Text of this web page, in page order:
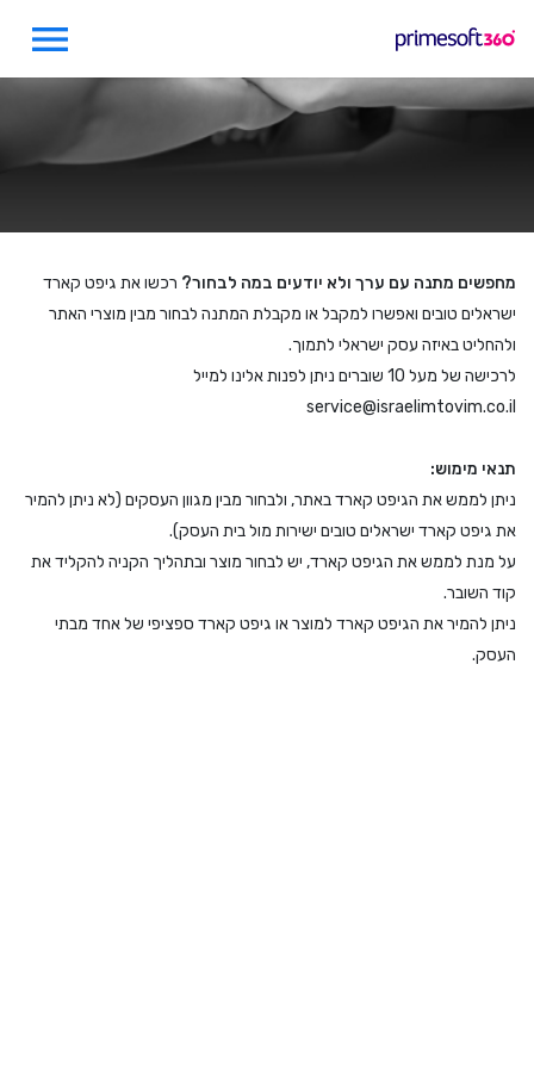
menu
מחפשים מתנה עם ערך ולא יודעים במה לבחור? רכשו את גיפט קארד
ישראלים טובים ואפשרו למקבל או מקבלת המתנה לבחור מבין מוצרי האתר
ולהחליט באיזה עסק ישראלי לתמוך.
לרכישה של מעל 10 שוברים ניתן לפנות אלינו למייל
service@israelimtovim.co.il
תנאי מימוש:
ניתן לממש את הגיפט קארד באתר, ולבחור מבין מגוון העסקים (לא ניתן להמיר
את גיפט קארד ישראלים טובים ישירות מול בית העסק).
על מנת לממש את הגיפט קארד, יש לבחור מוצר ובתהליך הקניה להקליד את
קוד השובר.
ניתן להמיר את הגיפט קארד למוצר או גיפט קארד ספציפי של אחד מבתי
העסק.